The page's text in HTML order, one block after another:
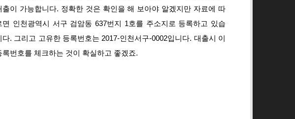
출이 가능합니다. 정확한 것은 확인을 해 보아야 알겠지만 자료에 따
면 인천광역시 서구 검암동 637번지 1호를 주소지로 등록하고 있습
다. 그리고 고유한 등록번호는 2017-인천서구-0002입니다. 대출시 이
록번호를 체크하는 것이 확실하고 좋겠죠.